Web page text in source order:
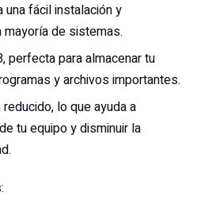
una fácil instalación y
de sistemas.
perfecta para almacenar tu
y archivos importantes.
lo que ayuda a
tu equipo y disminuir la